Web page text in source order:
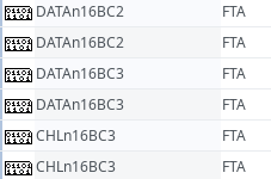
DATAn16BC2
FTA
DATAn16BC2
FTA
DATAn16BC3
FTA
DATAn16BC3
FTA
CHLn16BC3
FTA
CHLn16BC3
FTA